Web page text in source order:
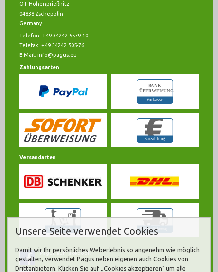
OT Hohenprießnitz
04838 Zschepplin
Germany
Telefon: +49 34242 5579-10
Telefax: +49 34242 505-76
E-Mail: info@pagus.eu
Zahlungsarten
Versandarten
Pagus auf Facebook
Unsere Seite verwendet Cookies
Damit wir Ihr persönliches Weberlebnis so angenehm wie möglich
gestalten, verwendet Pagus neben eigenen auch Cookies von
Drittanbietern. Klicken Sie auf „Cookies akzeptieren“ um alle